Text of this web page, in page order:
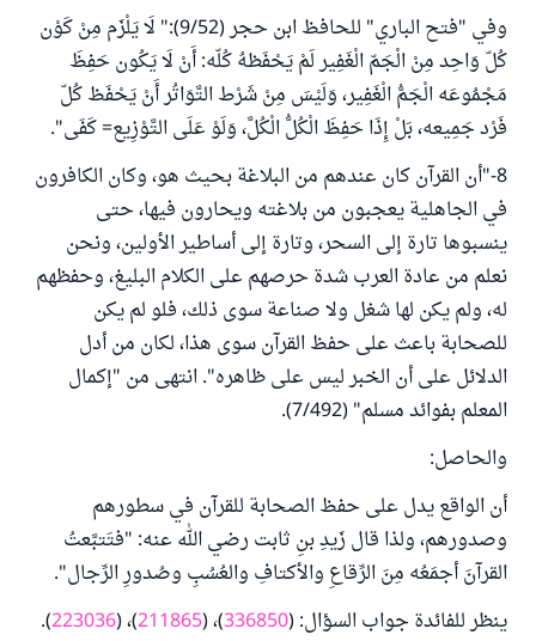
وفي "فتح الباري" للحافظ ابن حجر (9/52):" لَا يَلْزَم مِنْ كَوْن
كُلّ وَاحِد مِنْ الْجَمّ الْغَفِير لَمْ يَحْفَظهُ كُلّه: أَنْ لَا يَكُون حَفِظَ
مَجْمُوعَه الْجَمُّ الْغَفِير، وَلَيْسَ مِنْ شَرْط التَّوَاتُر أَنْ يَحْفَظ كُلّ
فَرْد جَمِيعه، بَلْ إِذَا حَفِظَ الْكُلُّ الْكُلَّ، وَلَوْ عَلَى التَّوْزِيع= كَفَى".
8-"أن القرآن كان عندهم من البلاغة بحيث هو، وكان الكافرون
في الجاهلية يعجبون من بلاغته ويحارون فيها، حتى
ينسبوها تارة إلى السحر، وتارة إلى أساطير الأولين، ونحن
نعلم من عادة العرب شدة حرصهم على الكلام البليغ، وحفظهم
له، ولم يكن لها شغل ولا صناعة سوى ذلك، فلو لم يكن
للصحابة باعث على حفظ القرآن سوى هذا، لكان من أدل
الدلائل على أن الخبر ليس على ظاهره". انتهى من "إكمال
المعلم بفوائد مسلم" (7/492).
والحاصل:
أن الواقع يدل على حفظ الصحابة للقرآن في سطورهم
وصدورهم، ولذا قال زَيدِ بنِ ثابت رضي الله عنه: "فتَتبَّعتُ
القرآنَ أجمَعُه مِنَ الرِّقاعِ والأكتافِ والعُسُبِ وصُدورِ الرِّجال".
ينظر للفائدة جواب السؤال: (336850)، (211865)، (223036
).